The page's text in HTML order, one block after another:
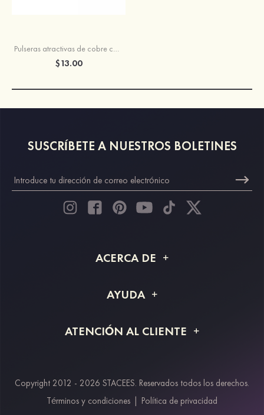
Pulseras atractivas de cobre con zirconio cúbico para mujer
$13.00
SUSCRÍBETE A NUESTROS BOLETINES
ACERCA DE
Información de envío
AYUDA
Devoluciones y reembolsos
ATENCIÓN AL CLIENTE
Métodos de pago
Klarna
Copyright 2012 - 2026 STACEES. Reservados todos los derechos.
Términos y condiciones | Política de privacidad